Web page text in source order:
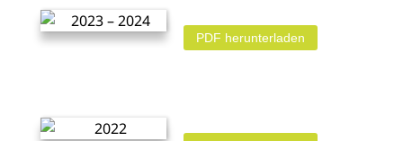
PDF herunterladen